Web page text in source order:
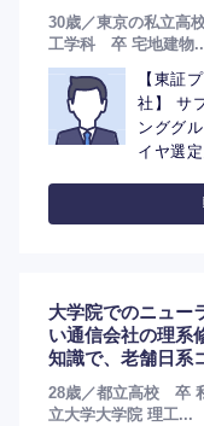
30歳／東京の私立高
工学科 卒 宅地建物
【東証
社】 サ
ンググ
イヤ選
大学院でのニュー
い通信会社の理系
知識で、老舗日系
28歳／都立高校 卒
立大学大学院 理工...